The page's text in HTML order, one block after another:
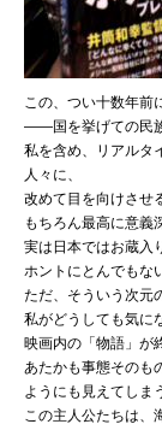
この、つい十数年前
——国を挙げての民
私を含め、リアルタ
人々に、
改めて目を向けさせ
もちろん最高に意義
実は日本ではお蔵入
ホントにとんでもな
ただ、そういう次元
私がどうしても気に
映画内の「物語」が
あたかも事態そのも
ようにも見えてしま
この主人公たちは、